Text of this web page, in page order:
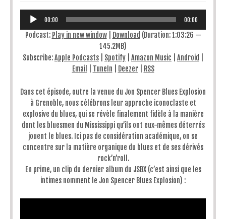
Lecteur
audio
00:00 00:00
Podcast: Play in new window| Download (Duration: 1:03:26 —
145.2MB)
Subscribe:Apple Podcasts Spotify Amazon Music Android
Email
TuneIn Deezer| RSS
Dans cet épisode, outre la venue du Jon Spencer Blues Explosion
à Grenoble, nous célébrons leur approche iconoclaste et
explosive du blues, qui se révèle finalement fidèle à la manière
dont les bluesmen du Mississippi qu’ils ont eux-mêmes déterrés
jouent le blues. Ici pas de considération académique, on se
concentre sur la matière organique du blues et de ses dérivés
rock’n’roll.
En prime, un clip du dernier album du JSBX (c’est ainsi que les
intimes nomment le Jon Spencer Blues Explosion) :